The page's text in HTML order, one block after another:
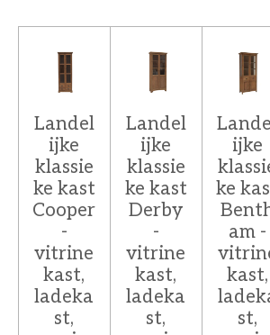
Landel
ijke
klassie
ke kast
Cooper
-
vitrine
kast,
ladeka
st,
Landel
ijke
klassie
ke kast
Derby
-
vitrine
kast,
ladeka
st,
ijke
ke
am -
kast,
st,